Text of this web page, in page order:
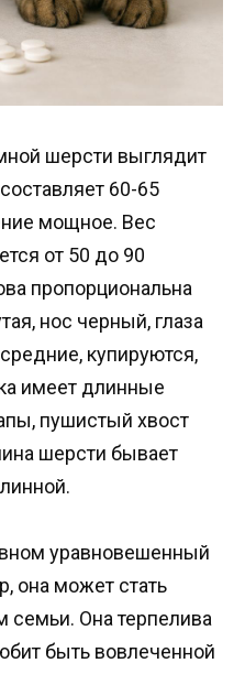
шерсти выглядит
60-65
мощное. Вес
от 50 до 90
пропорциональна
нос черный, глаза
купируются,
имеет длинные
пушистый хвост
шерсти бывает
уравновешенный
она может стать
Она терпелива
быть вовлеченной